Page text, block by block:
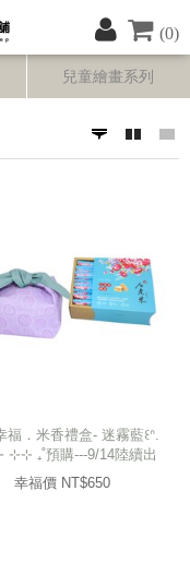
(0)
兒童繪畫系列
福．米香禮盒- 迷霧藍꒰ᐢ.
⊹⊹ ₊˚預購---9/14陸續出
貨
幸福價 NT$650